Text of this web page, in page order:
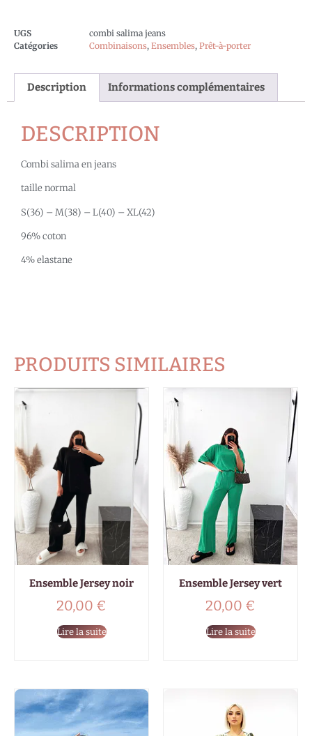
UGS
combi salima jeans
Catégories
Combinaisons, Ensembles, Prêt-à-porter
Description Informations complémentaires
DESCRIPTION
Combi salima en jeans
taille normal
S(36) – M(38) – L(40) – XL(42)
96% coton
4% elastane
PRODUITS SIMILAIRES
Ensemble Jersey noir
20,00 €
Lire la suite
Ensemble Jersey vert
20,00 €
Lire la suite